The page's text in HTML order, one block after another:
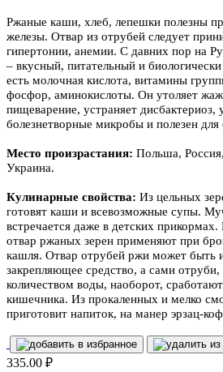
Ржаные каши, хлеб, лепешки полезны
железы. Отвар из отрубей следует
гипертонии, анемии. С давних пор на
– вкусный, питательный и
есть молочная кислота, витамины
фосфор, аминокислоты. Он утоляет
пищеварение, устраняет дисбактериоз,
болезнетворные микробы и полезен для
Место произрастания: Польша,
Украина.
Кулинарные свойства: Из цельных
готовят каши и всевозможные супы.
встречается даже в детских
отвар ржаных зерен применяют при
кашля. Отвар отрубей ржи может быть
закрепляющее средство, а сами
количеством воды, наоборот,
кишечника. Из прокаленных и мелко
приготовит напиток, на манер эрзац-
335.00 ₽